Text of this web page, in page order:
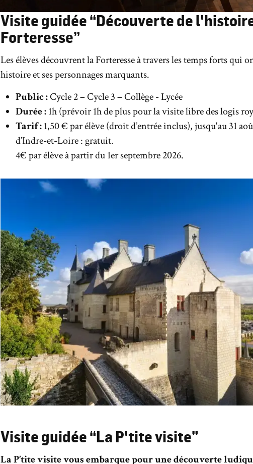
Visite guidée “Découverte de
Forteresse”
Les élèves découvrent la Forteresse à travers les temps forts qui
histoire et ses personnages marquants.
Public :Cycle 2 – Cycle 3 – Collège - Lycée
Durée :1h (prévoir 1h de plus pour la visite libre des logis
Tarif :1,50 € par élève (droit d’entrée inclus), jusqu'au 31
d’Indre-et-Loire : gratuit.
4€ par élève à partir du 1er septembre 2026.
Visite guidée “La P'tite visite”
La P’tite visite vous embarque pour une découverte